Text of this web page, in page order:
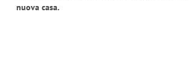
nuova casa.